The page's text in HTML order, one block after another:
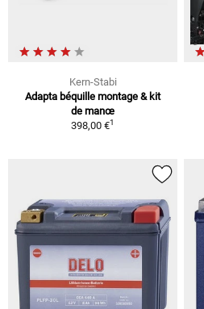
Kern-Stabi
Adapta béquille montage & kit
de manœ
398,00 €1